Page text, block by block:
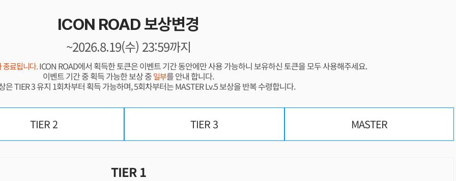
ICON ROAD 보상변경
~2026.8.19(수) 23:59까지
료됩니다. ICON ROAD에서 획득한 토큰은 이벤트 기간 동안에만 사용 가능하니 보유하신 토큰을 모두 사용해주세요.
이벤트 기간 중 획득 가능한 보상 중 일부를 안내 합니다.
은 TIER 3 유지 1회차부터 획득 가능하며, 5회차부터는 MASTER Lv.5 보상을 반복 수령합니다.
TIER 2 TIER 3 MASTER
TIER 1